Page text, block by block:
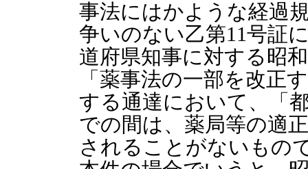
事法にはかような経過
争いのない乙第11号証
道府県知事に対する昭
「薬事法の一部を改正
する通達において、「
での間は、薬局等の適
されることがないもの